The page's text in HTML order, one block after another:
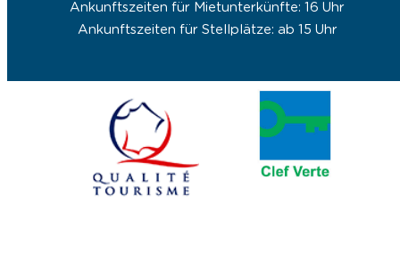
Ankunftszeiten für Mietunterkünfte: 16 Uhr
Ankunftszeiten für Stellplätze: ab 15 Uhr